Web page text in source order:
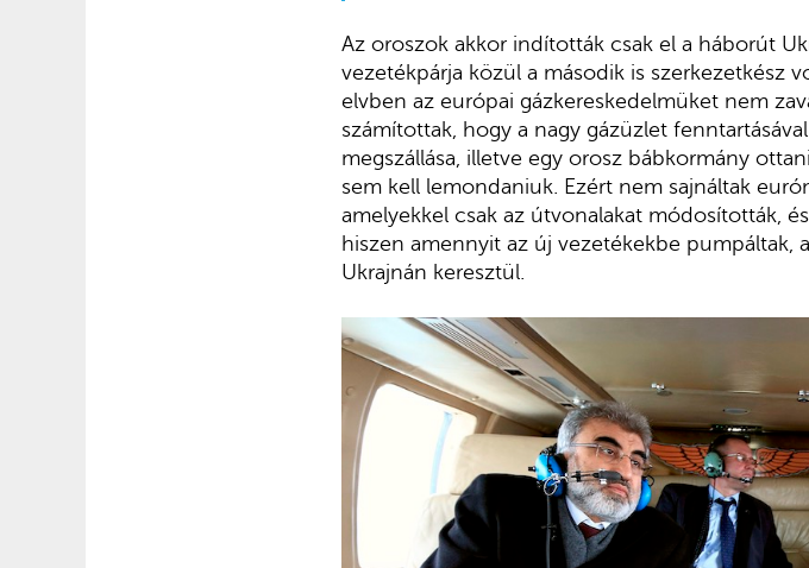
Az oroszok akkor indították csak el a háborút
vezetékpárja közül a második is szerkezetkész
elvben az európai gázkereskedelmüket nem
számítottak, hogy a nagy gázüzlet
megszállása, illetve egy orosz bábkormány
sem kell lemondaniuk. Ezért nem sajnáltak
amelyekkel csak az útvonalakat módosították,
hiszen amennyit az új vezetékekbe pumpáltak,
Ukrajnán keresztül.